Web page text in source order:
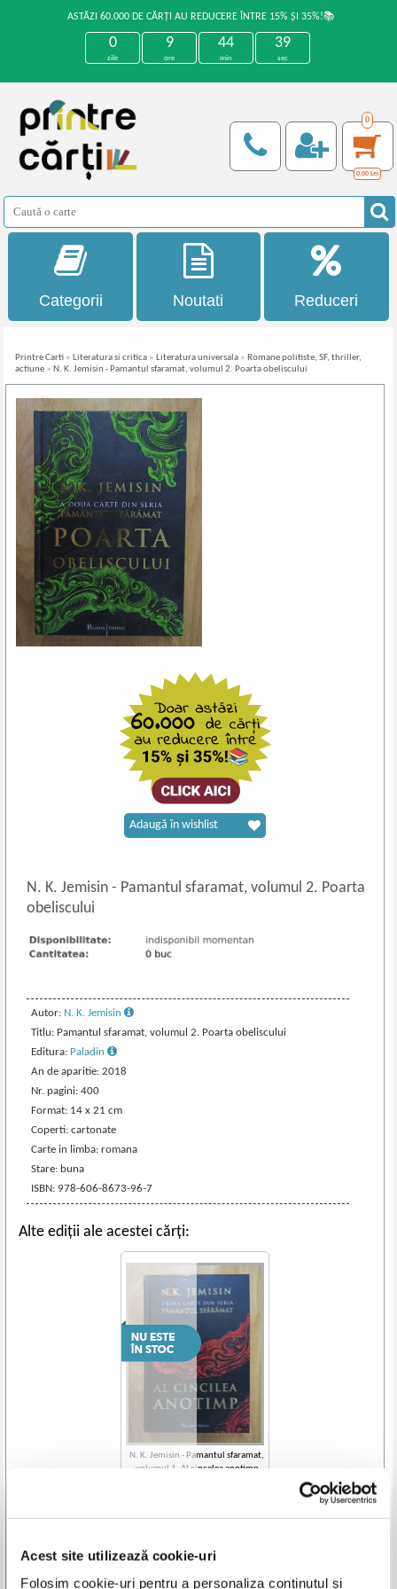
Acest site utilizează cookie-uri
Folosim cookie-uri pentru a personaliza conținutul și
ASTĂZI 60.000 DE CĂRȚI AU REDUCERE ÎNTRE 15% ȘI 35%!📚
0
zile
9
ore
44
min
39
sec
0
0,00 Lei
Categorii Noutati Reduceri
Printre Carti » Literatura si critica » Literatura universala » Romane politiste, SF, thriller,
actiune » N. K. Jemisin - Pamantul sfaramat, volumul 2. Poarta obeliscului
N. K. Jemisin- Pamantul sfaramat, volumul 2. Poarta
obeliscului
Autor: N. K. Jemisin
Titlu: Pamantul sfaramat, volumul 2. Poarta obeliscului
Editura: Paladin
An de aparitie: 2018
Nr. pagini: 400
Format: 14 x 21 cm
Coperti: cartonate
Carte in limba: romana
Stare: buna
ISBN: 978-606-8673-96-7
Adaugă în wishlist
Alte ediții ale acestei cărți:
N. K. Jemisin - Pamantul sfaramat,
volumul 1. Al cincelea anotimp
Vezi toate edițiile »